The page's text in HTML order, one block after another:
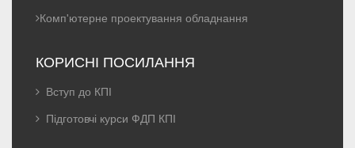
Комп'ютерне проектування обладнання
КОРИСНІ ПОСИЛАННЯ
Вступ до КПІ
Підготовчі курси ФДП КПІ